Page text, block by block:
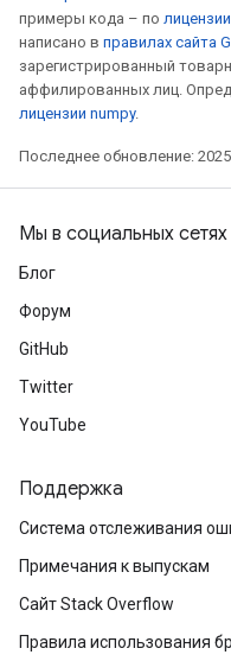
примеры кода – по
написано в правилах сайта
зарегистрированный
аффилированных лиц.
лицензии numpy.
Последнее обновление:
Мы в социальных сетях
Блог
Форум
GitHub
Twitter
YouTube
Поддержка
Система отслеживания
Примечания к выпускам
Сайт Stack Overflow
Правила использования